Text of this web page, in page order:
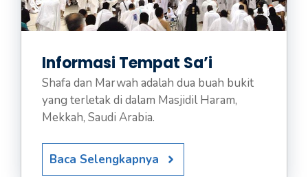
Informasi Tempat Sa’i
Shafa dan Marwah adalah dua buah bukit
yang terletak di dalam Masjidil Haram,
Mekkah, Saudi Arabia.
Baca Selengkapnya